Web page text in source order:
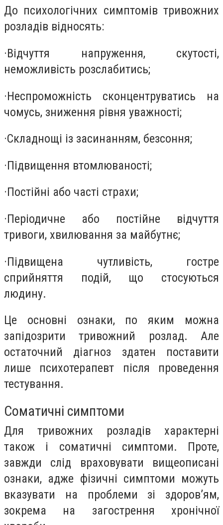
До психологічних симптомів тривожних
розладів відносять:
·Відчуття напруження, скутості,
неможливість розслабитись;
·Неспроможність сконцентруватись на
чомусь, зниження рівня уважності;
·Складнощі із засинанням, безсоння;
·Підвищення втомлюваності;
·Постійні або часті страхи;
·Періодичне або постійне відчуття
тривоги, хвилювання за майбутнє;
·Підвищена чутливість, гостре
сприйняття подій, що стосуються
людину.
Це основні ознаки, по яким можна
запідозрити тривожний розлад. Але
остаточний діагноз здатен поставити
лише психотерапевт після проведення
тестування.
Соматичні симптоми
Для тривожних розладів характерні
також і соматичні симптоми. Проте,
завжди слід враховувати вищеописані
ознаки, адже фізичні симптоми можуть
вказувати на проблеми зі здоров’ям,
зокрема на загострення хронічної